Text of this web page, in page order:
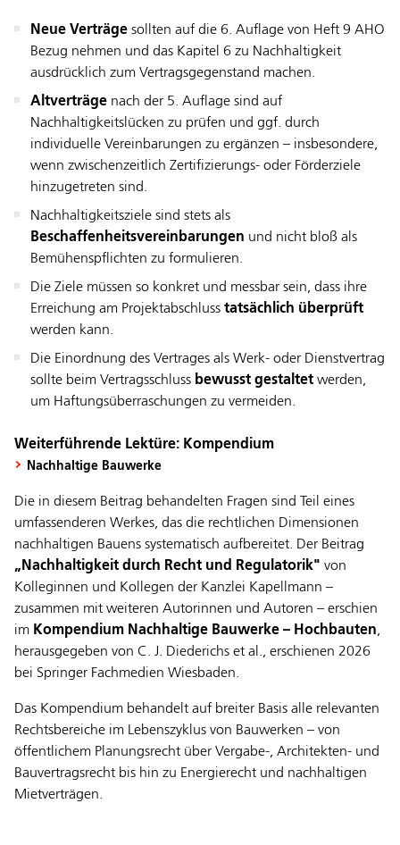
Neue Verträge sollten auf die 6. Auflage von Heft 9 AHO
Bezug nehmen und das Kapitel 6 zu Nachhaltigkeit
ausdrücklich zum Vertragsgegenstand machen.
Altverträge nach der 5. Auflage sind auf
Nachhaltigkeitslücken zu prüfen und ggf. durch
individuelle Vereinbarungen zu ergänzen – insbesondere,
wenn zwischenzeitlich Zertifizierungs- oder Förderziele
hinzugetreten sind.
Nachhaltigkeitsziele sind stets als
Beschaffenheitsvereinbarungen und nicht bloß als
Bemühenspflichten zu formulieren.
Die Ziele müssen so konkret und messbar sein, dass ihre
Erreichung am Projektabschluss tatsächlich überprüft
werden kann.
Die Einordnung des Vertrages als Werk- oder Dienstvertrag
sollte beim Vertragsschluss bewusst gestaltet werden,
um Haftungsüberraschungen zu vermeiden.
Weiterführende Lektüre: Kompendium
Nachhaltige Bauwerke
Die in diesem Beitrag behandelten Fragen sind Teil eines
umfassenderen Werkes, das die rechtlichen Dimensionen
nachhaltigen Bauens systematisch aufbereitet. Der Beitrag
„Nachhaltigkeit durch Recht und Regulatorik" von
Kolleginnen und Kollegen der Kanzlei Kapellmann –
zusammen mit weiteren Autorinnen und Autoren – erschien
im Kompendium Nachhaltige Bauwerke – Hochbauten,
herausgegeben von C. J. Diederichs et al., erschienen 2026
bei Springer Fachmedien Wiesbaden.
Das Kompendium behandelt auf breiter Basis alle relevanten
Rechtsbereiche im Lebenszyklus von Bauwerken – von
öffentlichem Planungsrecht über Vergabe-, Architekten- und
Bauvertragsrecht bis hin zu Energierecht und nachhaltigen
Mietverträgen.